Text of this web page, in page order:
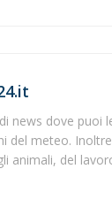
news dove puoi
del meteo.
animali, del